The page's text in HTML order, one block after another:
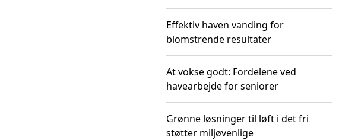
Effektiv haven vanding for
blomstrende resultater
At vokse godt: Fordelene ved
havearbejde for seniorer
Grønne løsninger til løft i det fri
støtter miljøvenlige